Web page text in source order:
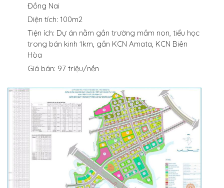
Đồng Nai
Diện tích: 100m2
Tiện ích: Dự án nằm gần trường mầm non, tiểu học
trong bán kinh 1km, gần KCN Amata, KCN Biên
Hòa
Giá bán: 97 triệu/nền